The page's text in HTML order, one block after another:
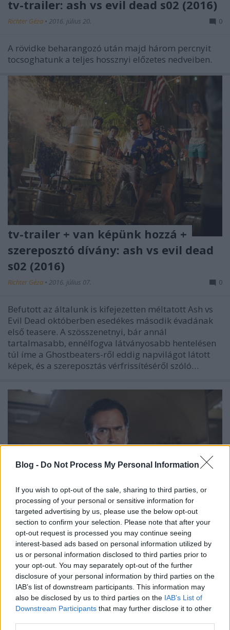
Blog - Do Not Process My Personal Information
If you wish to opt-out of the sale, sharing to third parties, or
processing of your personal or sensitive information for
targeted advertising by us, please use the below opt-out
section to confirm your selection. Please note that after your
opt-out request is processed you may continue seeing
interest-based ads based on personal information utilized by
us or personal information disclosed to third parties prior to
your opt-out. You may separately opt-out of the further
disclosure of your personal information by third parties on the
IAB’s list of downstream participants. This information may
also be disclosed by us to third parties on the IAB’s List of
Downstream Participants that may further disclose it to other
tv-trailer: ash vs evil dead s02 (2016)
Richter Géza • 2016. július 20. 0
A rövidke beharangozó után majd három percnyit
tocsoghatunk a teljes hossznyi előzetes nedveiben.
tv-trailer + van képünk hozzá +
szereposztó dívány: ash vs evil dead
s02 (2016)
Richter Géza • 2016. július 07. 0
Befutott az általunk is kifejezetten méltatott Ash vs
Evil Dead októberben esedékes második évadának
első teasere. A szösszenetnyi, bár annál
tartalmasabb, ennélfogva látványosabb hentelésen
túl íme a Ghostbeaters-ről eddig napvilágot látott
képek, és a szereposztás vérfrissítéséről szóló…
tv-kritika: ash vs evil dead s01e01
(2015)
Richter Viktor•2015. november 01.
- SPOILERMENTES - Kis híján harmincöt év telt el